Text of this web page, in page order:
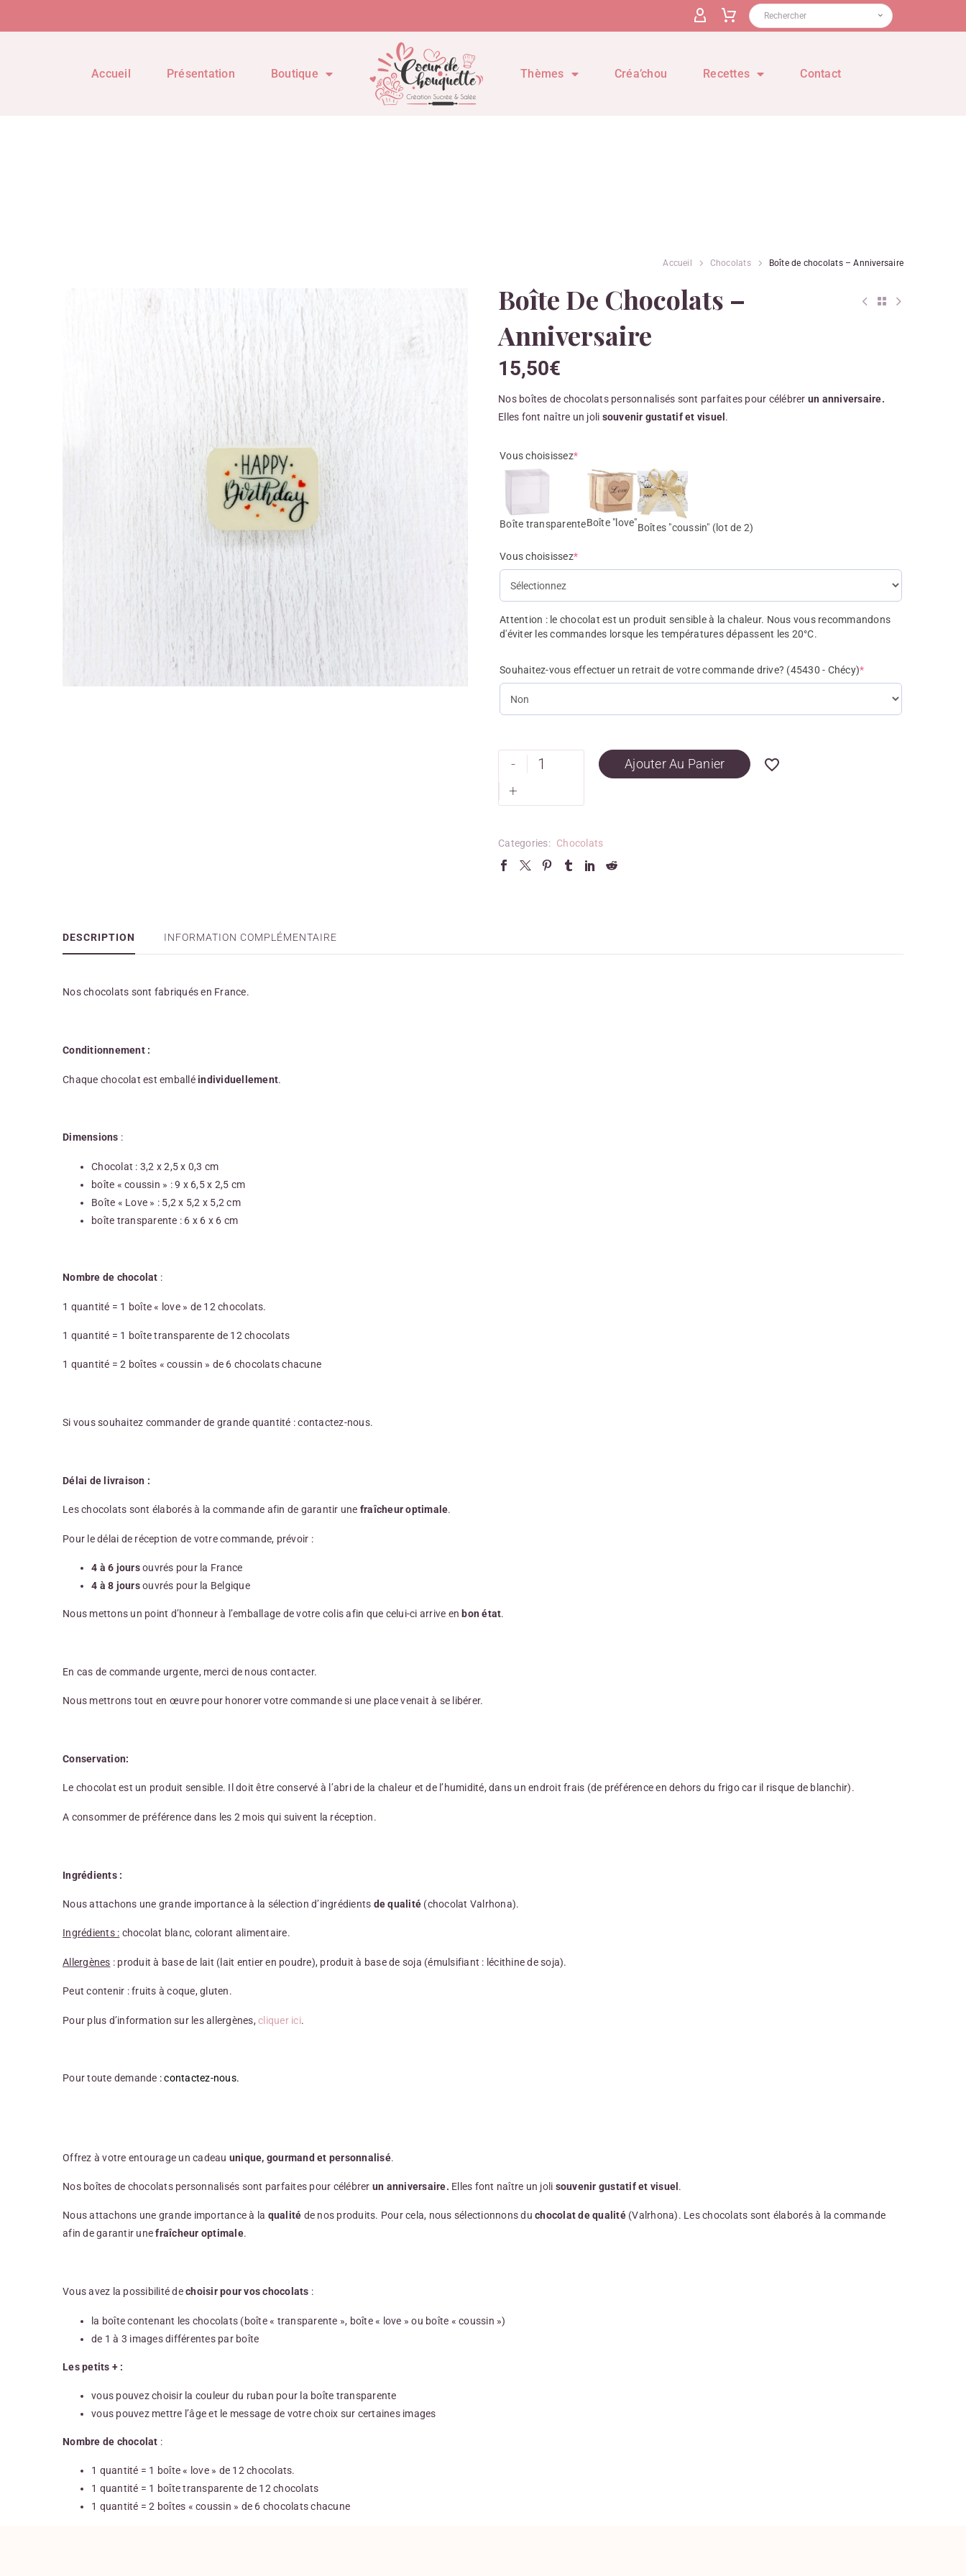
Accueil Présentation Boutique Thèmes Créa’chou Recettes Contact
Accueil Chocolats Boîte de chocolats – Anniversaire
Boîte De Chocolats –
Anniversaire
15,50€
Nos boîtes de chocolats personnalisés sont parfaites pour célébrer un anniversaire.
Elles font naître un joli souvenir gustatif et visuel .
Vous choisissez*
Boîte transparenteBoîte "love"Boîtes "coussin" (lot de 2)
Vous choisissez*
Attention : le chocolat est un produit sensible à la chaleur. Nous vous recommandons
d'éviter les commandes lorsque les températures dépassent les 20°C.
Souhaitez-vous effectuer un retrait de votre commande drive? (45430 - Chécy)*
-
+
Ajouter Au Panier
Categories: Chocolats
DESCRIPTION INFORMATION COMPLÉMENTAIRE
Nos chocolats sont fabriqués en France.
Conditionnement :
Chaque chocolat est emballéindividuellement.
Dimensions :
Chocolat : 3,2 x 2,5 x 0,3 cm
boîte « coussin » : 9 x 6,5 x 2,5 cm
Boîte « Love » : 5,2 x 5,2 x 5,2 cm
boîte transparente : 6 x 6 x 6 cm
Nombre de chocolat :
1 quantité = 1 boîte « love » de 12 chocolats.
1 quantité = 1 boîte transparente de 12 chocolats
1 quantité = 2 boîtes « coussin » de 6 chocolats chacune
Si vous souhaitez commander de grande quantité : contactez-nous.
Délai de livraison :
Les chocolats sont élaborés à la commande afin de garantir une fraîcheur optimale.
Pour le délai de réception de votre commande, prévoir :
4 à 6 joursouvrés pour la France
4 à 8 joursouvrés pour la Belgique
Nous mettons un point d’honneur à l’emballage de votre colis afin que celui-ci arrive en bon état.
En cas de commande urgente, merci de nous contacter.
Nous mettrons tout en œuvre pour honorer votre commande si une place venait à se libérer.
Conservation:
Le chocolat est un produit sensible. Il doit être conservé à l’abri de la chaleur et de l’humidité, dans un endroit frais (de préférence en dehors du frigo car il risque de blanchir).
A consommer de préférence dans les 2 mois qui suivent la réception.
Ingrédients :
Nous attachons une grande importance à la sélection d’ingrédients de qualité (chocolat Valrhona).
Ingrédients : chocolat blanc, colorant alimentaire.
Allergènes : produit à base de lait (lait entier en poudre), produit à base de soja (émulsifiant : lécithine de soja).
Peut contenir : fruits à coque, gluten.
Pour plus d’information sur les allergènes, cliquer ici.
Pour toute demande :contactez-nous.
Offrez à votre entourage un cadeau unique, gourmand et personnalisé.
Nos boîtes de chocolats personnalisés sont parfaites pour célébrer un anniversaire. Elles font naître un joli souvenir gustatif et visuel .
Nous attachons une grande importance à la qualité de nos produits. Pour cela, nous sélectionnons du chocolat de qualité(Valrhona). Les chocolats sont élaborés à la commande
afin de garantir unefraîcheur optimale.
Vous avez la possibilité dechoisir pour vos chocolats :
la boîte contenant les chocolats (boîte « transparente », boîte « love » ou boîte « coussin »)
de 1 à 3 images différentes par boîte
Les petits + :
vous pouvez choisir la couleur du ruban pour la boîte transparente
vous pouvez mettre l’âge et le message de votre choix sur certaines images
Nombre de chocolat :
1 quantité = 1 boîte « love » de 12 chocolats.
1 quantité = 1 boîte transparente de 12 chocolats
1 quantité = 2 boîtes « coussin » de 6 chocolats chacune